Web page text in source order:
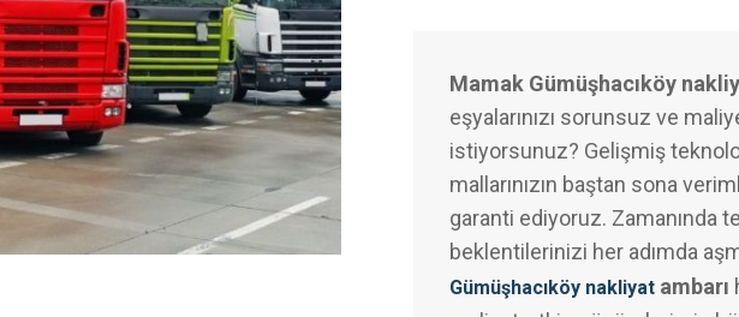
Mamak Gümüşhacıköy
eşyalarınızı sorunsuz ve
istiyorsunuz? Gelişmiş
mallarınızın baştan sona
garanti ediyoruz. Zamanında
beklentilerinizi her adımda
Gümüşhacıköy nakliyat ambarı